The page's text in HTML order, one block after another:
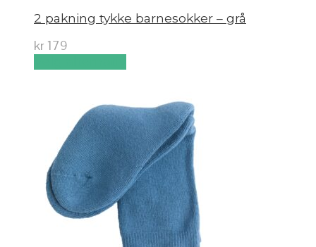
2 pakning tykke barnesokker – grå
kr 179